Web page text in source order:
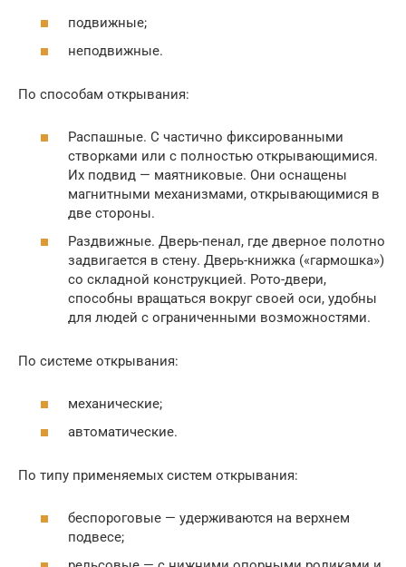
подвижные;
неподвижные.
По способам открывания:
Распашные. С частично фиксированными
створками или с полностью открывающимися.
Их подвид — маятниковые. Они оснащены
магнитными механизмами, открывающимися в
две стороны.
Раздвижные. Дверь-пенал, где дверное полотно
задвигается в стену. Дверь-книжка («гармошка»)
со складной конструкцией. Рото-двери,
способны вращаться вокруг своей оси, удобны
для людей с ограниченными возможностями.
По системе открывания:
механические;
автоматические.
По типу применяемых систем открывания:
беспороговые — удерживаются на верхнем
подвесе;